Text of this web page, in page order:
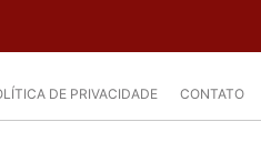
DE PRIVACIDADE CONTATO